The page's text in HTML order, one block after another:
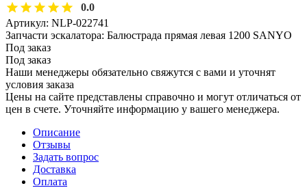
0.0
Артикул: NLP-022741
Запчасти эскалатора: Балюстрада прямая левая 1200 SANYO
Под заказ
Под заказ
Наши менеджеры обязательно свяжутся с вами и уточнят
условия заказа
Цены на сайте представлены справочно и могут отличаться от
цен в счете. Уточняйте информацию у вашего менеджера.
Описание
Отзывы
Задать вопрос
Доставка
Оплата